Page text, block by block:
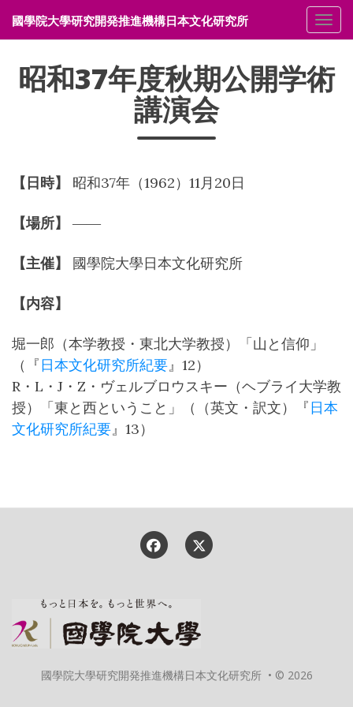
メ
國學院大學研究開発推進機構日本文化研究所
昭和37年度秋期公開学術
講演会
【日時】 昭和37年（1962）11月20日
【場所】 ――
【主催】 國學院大學日本文化研究所
【内容】
堀一郎（本学教授・東北大学教授）「山と信仰」
（『日本文化研究所紀要』12）
R・L・J・Z・ヴェルブロウスキー（ヘブライ大学教
授）「東と西ということ」（（英文・訳文）『日本
文化研究所紀要』13）
國學院大學研究開発推進機構日本文化研究所 • © 2026